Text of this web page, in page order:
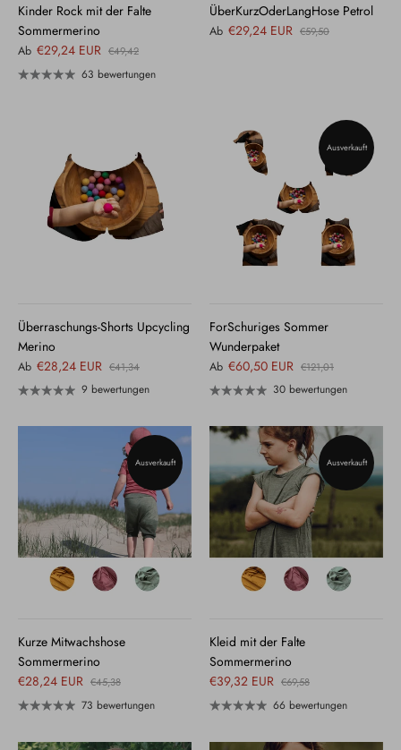
Kinder Rock mit der Falte
Sommermerino
Ab €29,24 EUR €49,42
63 bewertungen
ÜberKurzOderLangHose Petrol
Ab €29,24 EUR €59,50
Überraschungs-Shorts Upcycling
Merino
Ab €28,24 EUR €41,34
9 bewertungen
Ausverkauft
ForSchuriges Sommer
Wunderpaket
Ab €60,50 EUR €121,01
30 bewertungen
Ausverkauft
Kurze Mitwachshose
Sommermerino
€28,24 EUR €45,38
73 bewertungen
Ausverkauft
Kleid mit der Falte
Sommermerino
€39,32 EUR €69,58
66 bewertungen